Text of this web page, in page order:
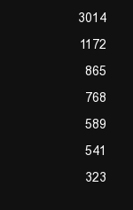
3014
1172
865
768
589
541
323